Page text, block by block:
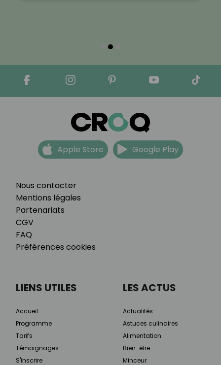
Nous contacter
Mentions légales
Partenariats
CGV
FAQ
Préférences cookies
Apple Store Google Play
LIENS UTILES
Accueil
Programme
Tarifs
Témoignages
S'inscrire
LES ACTUS
Actualités
Astuces culinaires
Alimentation
Bien-être
Minceur